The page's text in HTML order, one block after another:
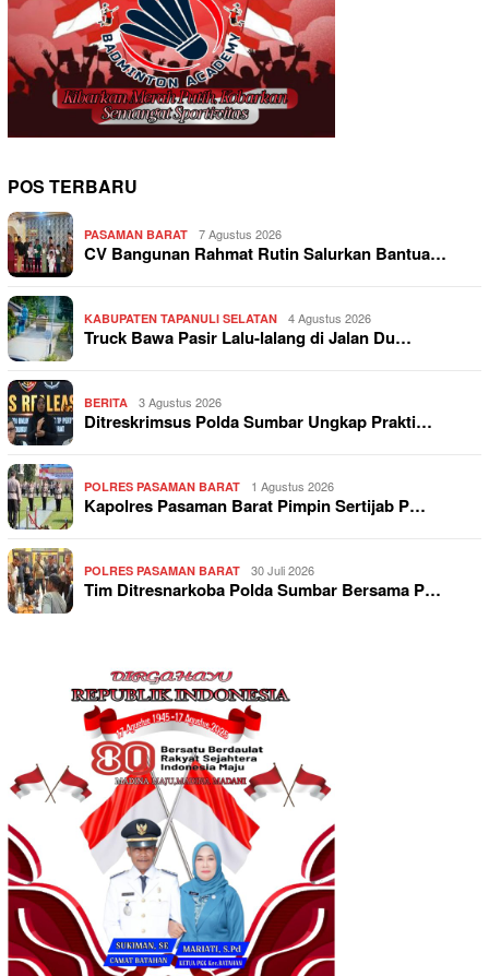
POS TERBARU
PASAMAN BARAT 7 Agustus 2026
CV Bangunan Rahmat Rutin Salurkan Bantua…
KABUPATEN TAPANULI SELATAN 4 Agustus 2026
Truck Bawa Pasir Lalu-lalang di Jalan Du…
BERITA 3 Agustus 2026
Ditreskrimsus Polda Sumbar Ungkap Prakti…
POLRES PASAMAN BARAT 1 Agustus 2026
Kapolres Pasaman Barat Pimpin Sertijab P…
POLRES PASAMAN BARAT 30 Juli 2026
Tim Ditresnarkoba Polda Sumbar Bersama P…